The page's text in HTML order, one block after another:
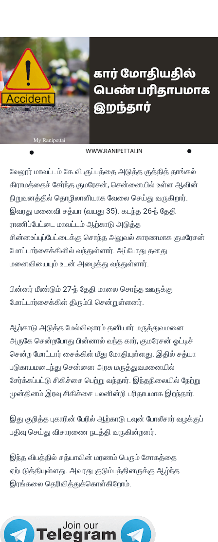
வேலூர் மாவட்டம் கே.வி.குப்பத்தை அடுத்த குத்தித் தாங்கல்
கிராமத்தைச் சேர்ந்த குமரேசன், சென்னையில் உள்ள ஆவின்
நிறுவனத்தில் தொழிலாளியாக வேலை செய்து வருகிறார்.
இவரது மனைவி சத்யா (வயது 35). கடந்த 26-ந் தேதி
ராணிப்பேட்டை மாவட்டம் ஆற்காடு அடுத்த
சின்னஉப்புப்பேட்டைக்கு சொந்த அலுவல் காரணமாக குமரேசன்
மோட்டார்சைக்கிளில் வந்துள்ளார். அப்போது தனது
மனைவியையும் உடன் அழைத்து வந்துள்ளார்.
பின்னர் மீண்டும் 27-ந் தேதி மாலை சொந்த ஊருக்கு
மோட்டார்சைக்கிள் திரும்பி சென்றுள்ளனர்.
ஆற்காடு அடுத்த மேல்விஷாரம் தனியார் மருத்துவமனை
அருகே சென்றபோது பின்னால் வந்த கார், குமரேசன் ஓட்டிச்
சென்ற மோட்டார் சைக்கிள் மீது மோதியுள்ளது. இதில் சத்யா
படுகாயமடைந்து சென்னை அரசு மருத்துவமனையில்
சேர்க்கப்பட்டு சிகிச்சை பெற்று வந்தார். இந்தநிலையில் நேற்று
முன்தினம் இரவு சிகிச்சை பலனின்றி பரிதாபமாக இறந்தார்.
இது குறித்த புகாரின் பேரில் ஆற்காடு டவுன் போலீசார் வழக்குப்
பதிவு செய்து விசாரணை நடத்தி வருகின்றனர்.
இந்த விபத்தில் சத்யாவின் மரணம் பெரும் சோகத்தை
ஏற்படுத்தியுள்ளது. அவரது குடும்பத்தினருக்கு ஆழ்ந்த
இரங்கலை தெரிவித்துக்கொள்கிறோம்.